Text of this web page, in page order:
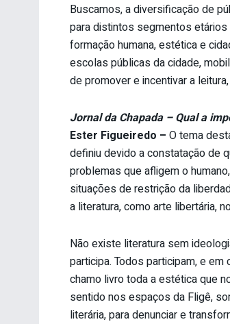
Buscamos, a diversificação de
para distintos segmentos
formação humana, estética e
escolas públicas da cidade,
de promover e incentivar a
Jornal da Chapada – Qual a
Ester Figueiredo – O tema
definiu devido a constatação de
problemas que afligem o
situações de restrição da
a literatura, como arte libertária,
Não existe literatura sem
participa. Todos participam, e
chamo livro toda a estética que
sentido nos espaços da Fligê,
literária, para denunciar e